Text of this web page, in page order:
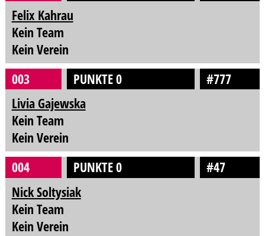
Felix Kahrau
Kein Team
Kein Verein
003
PUNKTE 0
#777
Livia Gajewska
Kein Team
Kein Verein
004
PUNKTE 0
#47
Nick Soltysiak
Kein Team
Kein Verein